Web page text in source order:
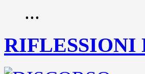
...
RIFLESSIONI